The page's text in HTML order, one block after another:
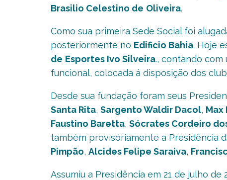
Brasilio Celestino de Oliveira.
Como sua primeira Sede Social foi
posteriormente no Edificio Bahia. Hoje
de Esportes Ivo Silveira., contando
funcional, colocada á disposição dos
Desde sua fundação foram seus
Santa Rita, Sargento Waldir Dacol, Max
Faustino Baretta, Sócrates Cordeiro
também provisóriamente a Presidência
Pimpão, Alcides Felipe Saraiva,
Assumiu a Presidência em 21 de julho de